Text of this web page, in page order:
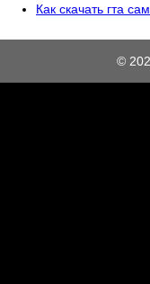
Как скачать гта
©